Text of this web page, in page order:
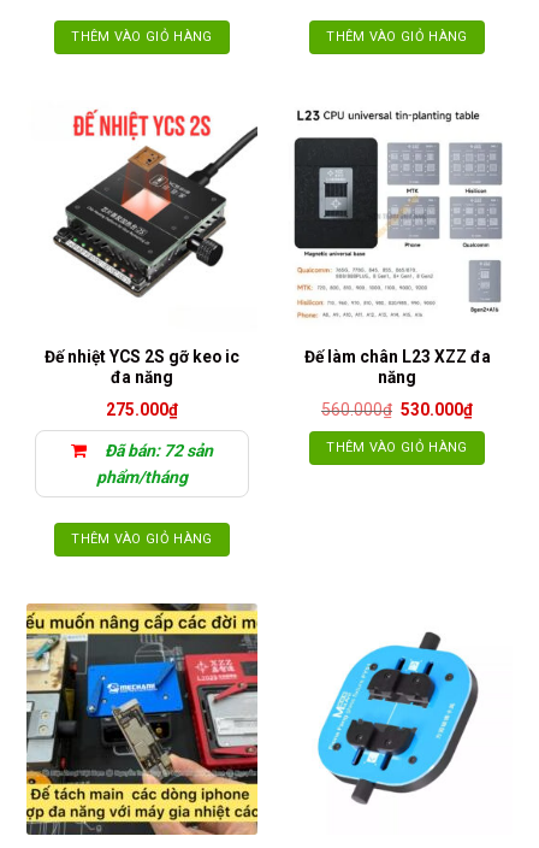
THÊM VÀO GIỎ HÀNG THÊM VÀO GIỎ HÀNG
Đế nhiệt YCS 2S gỡ keo ic
đa năng
275.000₫
Đã bán: 72 sản
phẩm/tháng
THÊM VÀO GIỎ HÀNG
Đế làm chân L23 XZZ đa
năng
560.000₫ Giá
là:
560.000₫.
530.000₫Giá
tại
THÊM VÀO GIỎ HÀNG